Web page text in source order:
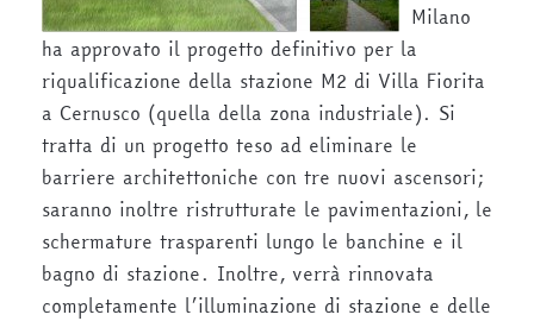
Milano
ha approvato il progetto definitivo per la
riqualificazione della stazione M2 di Villa Fiorita
a Cernusco (quella della zona industriale). Si
tratta di un progetto teso ad eliminare le
barriere architettoniche con tre nuovi ascensori;
saranno inoltre ristrutturate le pavimentazioni, le
schermature trasparenti lungo le banchine e il
bagno di stazione. Inoltre, verrà rinnovata
completamente l’illuminazione di stazione e delle